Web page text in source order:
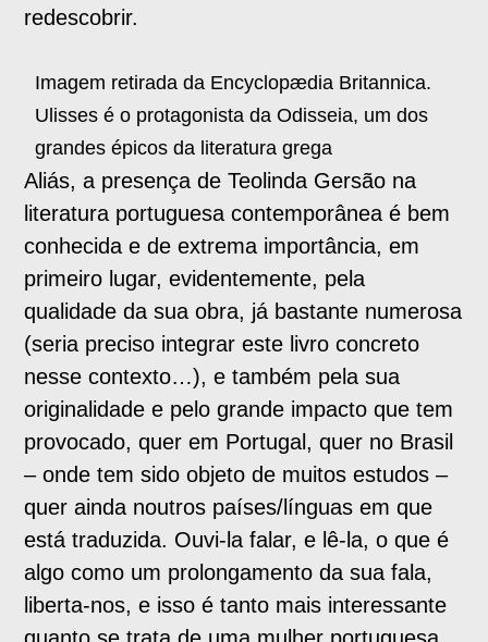
redescobrir.
Imagem retirada da Encyclopædia Britannica.
Ulisses é o protagonista da Odisseia, um dos
grandes épicos da literatura grega
Aliás, a presença de Teolinda Gersão na
literatura portuguesa contemporânea é bem
conhecida e de extrema importância, em
primeiro lugar, evidentemente, pela
qualidade da sua obra, já bastante numerosa
(seria preciso integrar este livro concreto
nesse contexto…), e também pela sua
originalidade e pelo grande impacto que tem
provocado, quer em Portugal, quer no Brasil
– onde tem sido objeto de muitos estudos –
quer ainda noutros países/línguas em que
está traduzida. Ouvi-la falar, e lê-la, o que é
algo como um prolongamento da sua fala,
liberta-nos, e isso é tanto mais interessante